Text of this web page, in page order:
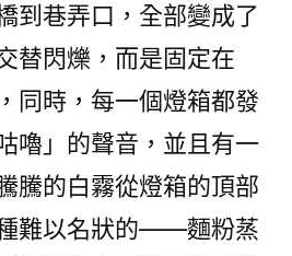
到巷弄口，全部變成了
替閃爍，而是固定在
同時，每一個燈箱都發
嚕」的聲音，並且有一
騰的白霧從燈箱的頂部
難以名狀的——麵粉蒸